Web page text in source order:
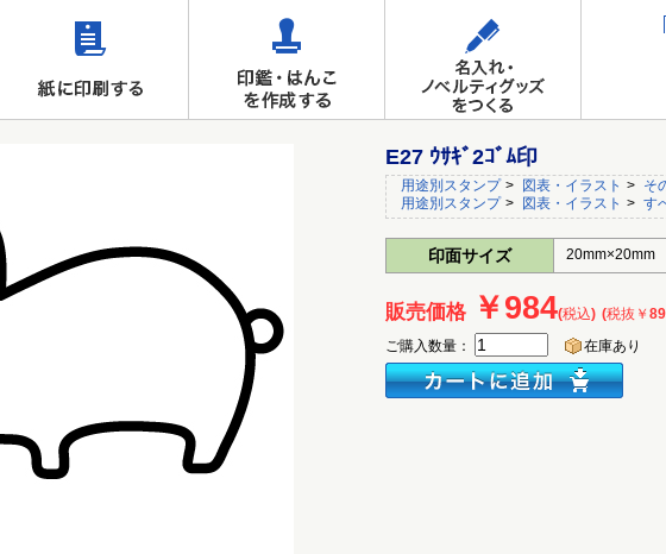
E27 ｳｻｷﾞ2ｺﾞﾑ印
用途別スタンプ > 図表・イラスト > そ
用途別スタンプ > 図表・イラスト > す
印面サイズ 20mm×20mm
販売価格 ￥984(税込) (税抜￥
ご購入数量： 在庫あり